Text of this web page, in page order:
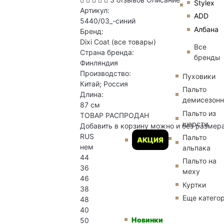
Stylex
ADD
Албана
Все
бренды
АКЦИЯ
Пуховики
Пальто
Пальто из
шерсти
Пальто
альпака
Пальто на
меху
Куртки
Еще
Новинки
Артикул:
5440/03_-синий
Бренд:
Dixi Coat (все товары)
Страна бренда:
Финляндия
Производство:
Китай; Россия
Длина:
87 см
ТОВАР РАСПРОДАН
Добавить в корзину можно и без
RUS
нем
44
36
46
38
48
40
50